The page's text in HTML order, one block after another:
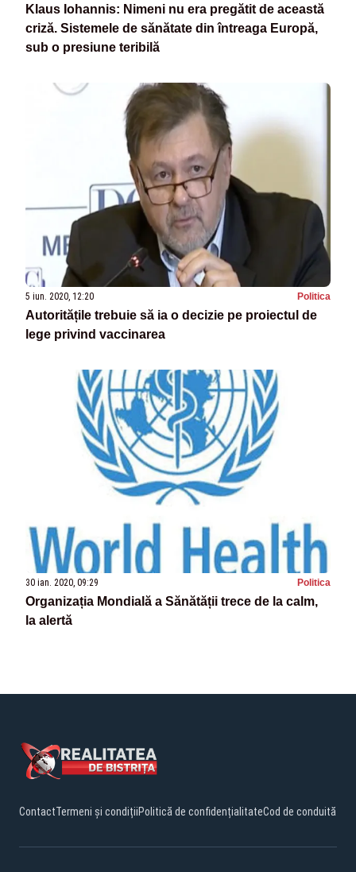
Klaus Iohannis: Nimeni nu era pregătit de această
criză. Sistemele de sănătate din întreaga Europă,
sub o presiune teribilă
5 iun. 2020, 12:20 Politica
Autoritățile trebuie să ia o decizie pe proiectul de
lege privind vaccinarea
30 ian. 2020, 09:29 Politica
Organizația Mondială a Sănătății trece de la calm,
la alertă
ContactTermeni și condițiiPolitică de confidențialitateCod de conduită